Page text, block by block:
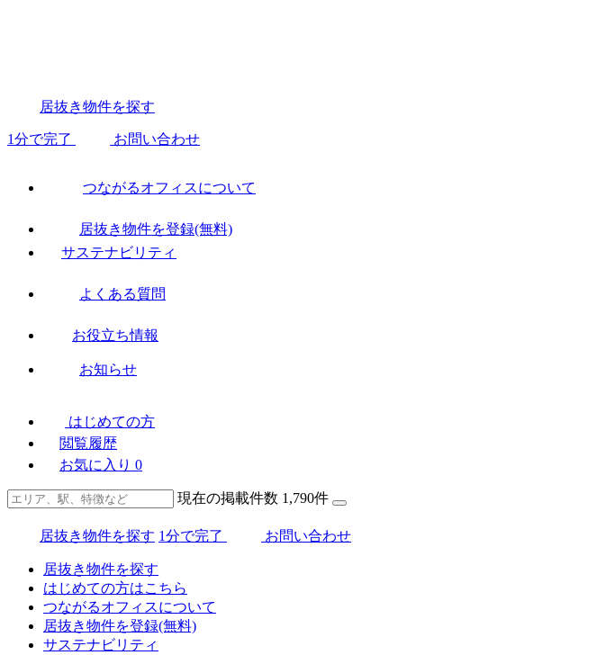
居抜き物件を探す
1分で完了 お問い合わせ
つながるオフィスについて
居抜き物件を登録(無料)
サステナビリティ
よくある質問
お役立ち情報
お知らせ
はじめての方
閲覧履歴
お気に入り 0
現在の掲載件数 1,790件
居抜き物件を探す 1分で完了 お問い合わせ
居抜き物件を探す
はじめての方はこちら
つながるオフィスについて
居抜き物件を登録(無料)
サステナビリティ